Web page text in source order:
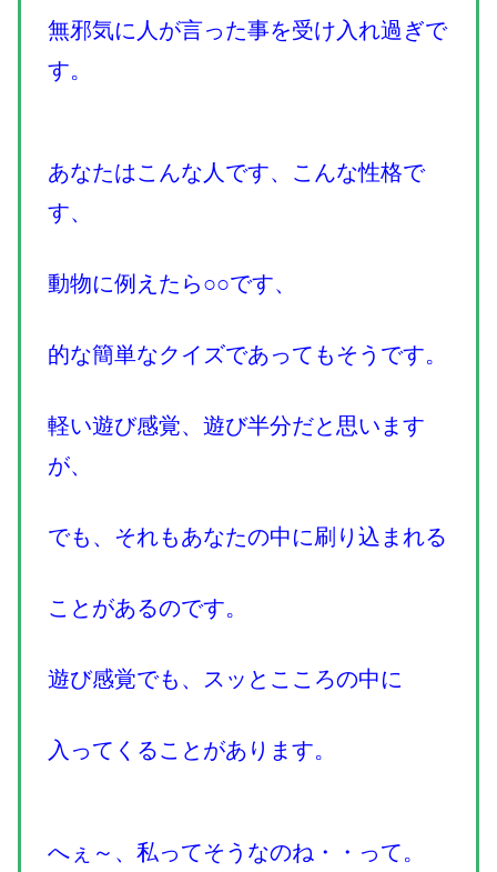
無邪気に人が言った事を受け入れ過ぎで
す。
あなたはこんな人です、こんな性格で
す、
動物に例えたら○○です、
的な簡単なクイズであってもそうです。
軽い遊び感覚、遊び半分だと思います
が、
でも、それもあなたの中に刷り込まれる
ことがあるのです。
遊び感覚でも、スッとこころの中に
入ってくることがあります。
へぇ～、私ってそうなのね・・って。